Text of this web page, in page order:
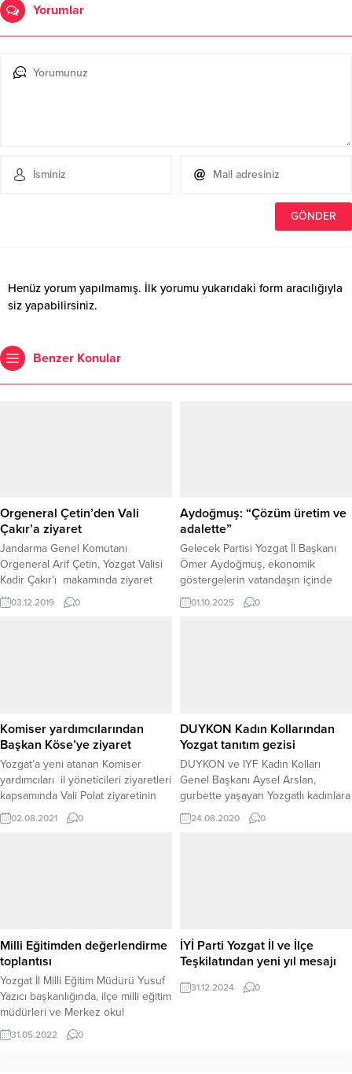
Yorumlar
Henüz yorum yapılmamış. İlk yorumu yukarıdaki form aracılığıyla
siz yapabilirsiniz.
Benzer Konular
Orgeneral Çetin’den Vali
Çakır’a ziyaret
Jandarma Genel Komutanı
Orgeneral Arif Çetin, Yozgat Valisi
Kadir Çakır’ı makamında ziyaret
etti. Orgeneral Çetin, valilik şeref
defterini imzaladıktan sonra, Vali
03.12.2019 0
Aydoğmuş: “Çözüm üretim ve
adalette”
Gelecek Partisi Yozgat İl Başkanı
Ömer Aydoğmuş, ekonomik
göstergelerin vatandaşın içinde
bulunduğu çaresizliği ortaya
koyduğunu belirterek sert
vatandaşın yoksulluk sınırına dahi
ulaşamaz hale geldiğini
vurgulayarak şunları söyledi:
“Emeklilerimiz, ömrünü bu ülkeye...
01.10.2025 0
Komiser yardımcılarından
Başkan Köse’ye ziyaret
Yozgat’a yeni atanan Komiser
yardımcıları il yöneticileri ziyaretleri
kapsamında Vali Polat ziyaretinin
ardından Yozgat Belediye Başkanı
Celal Köse’yi makamında ziyaret
02.08.2021 0
DUYKON Kadın Kollarından
Yozgat tanıtım gezisi
DUYKON ve IYF Kadın Kolları
Genel Başkanı Aysel Arslan,
gurbette yaşayan Yozgatlı kadınlara
yönelik düzenledikleri "Yozgatlı
Kadınlar Yozgat'ı Tanıyor ve
24.08.2020 0
Milli Eğitimden değerlendirme
toplantısı
Yozgat İl Milli Eğitim Müdürü Yusuf
Yazıcı başkanlığında, ilçe milli eğitim
müdürleri ve Merkez okul
müdürlerinin katılımıyla
değerlendirme toplantısı yapıldı.
31.05.2022 0
İYİ Parti Yozgat İl ve İlçe
Teşkilatından yeni yıl mesajı
31.12.2024 0